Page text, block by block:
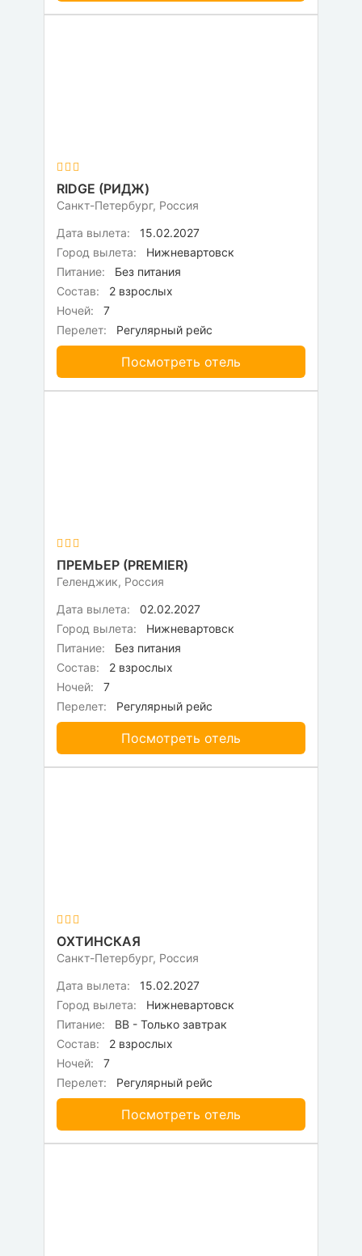
RIDGE (РИДЖ)
Санкт-Петербург, Россия
Дата вылета:
15.02.2027
Город вылета:
Нижневартовск
Питание:
Без питания
Состав:
2 взрослых
Ночей:
7
Перелет:
Регулярный рейс
Посмотреть отель
ПРЕМЬЕР (PREMIER)
Геленджик, Россия
Дата вылета:
02.02.2027
Город вылета:
Нижневартовск
Питание:
Без питания
Состав:
2 взрослых
Ночей:
7
Перелет:
Регулярный рейс
Посмотреть отель
ОХТИНСКАЯ
Санкт-Петербург, Россия
Дата вылета:
15.02.2027
Город вылета:
Нижневартовск
Питание:
BB - Только завтрак
Состав:
2 взрослых
Ночей:
7
Перелет:
Регулярный рейс
Посмотреть отель